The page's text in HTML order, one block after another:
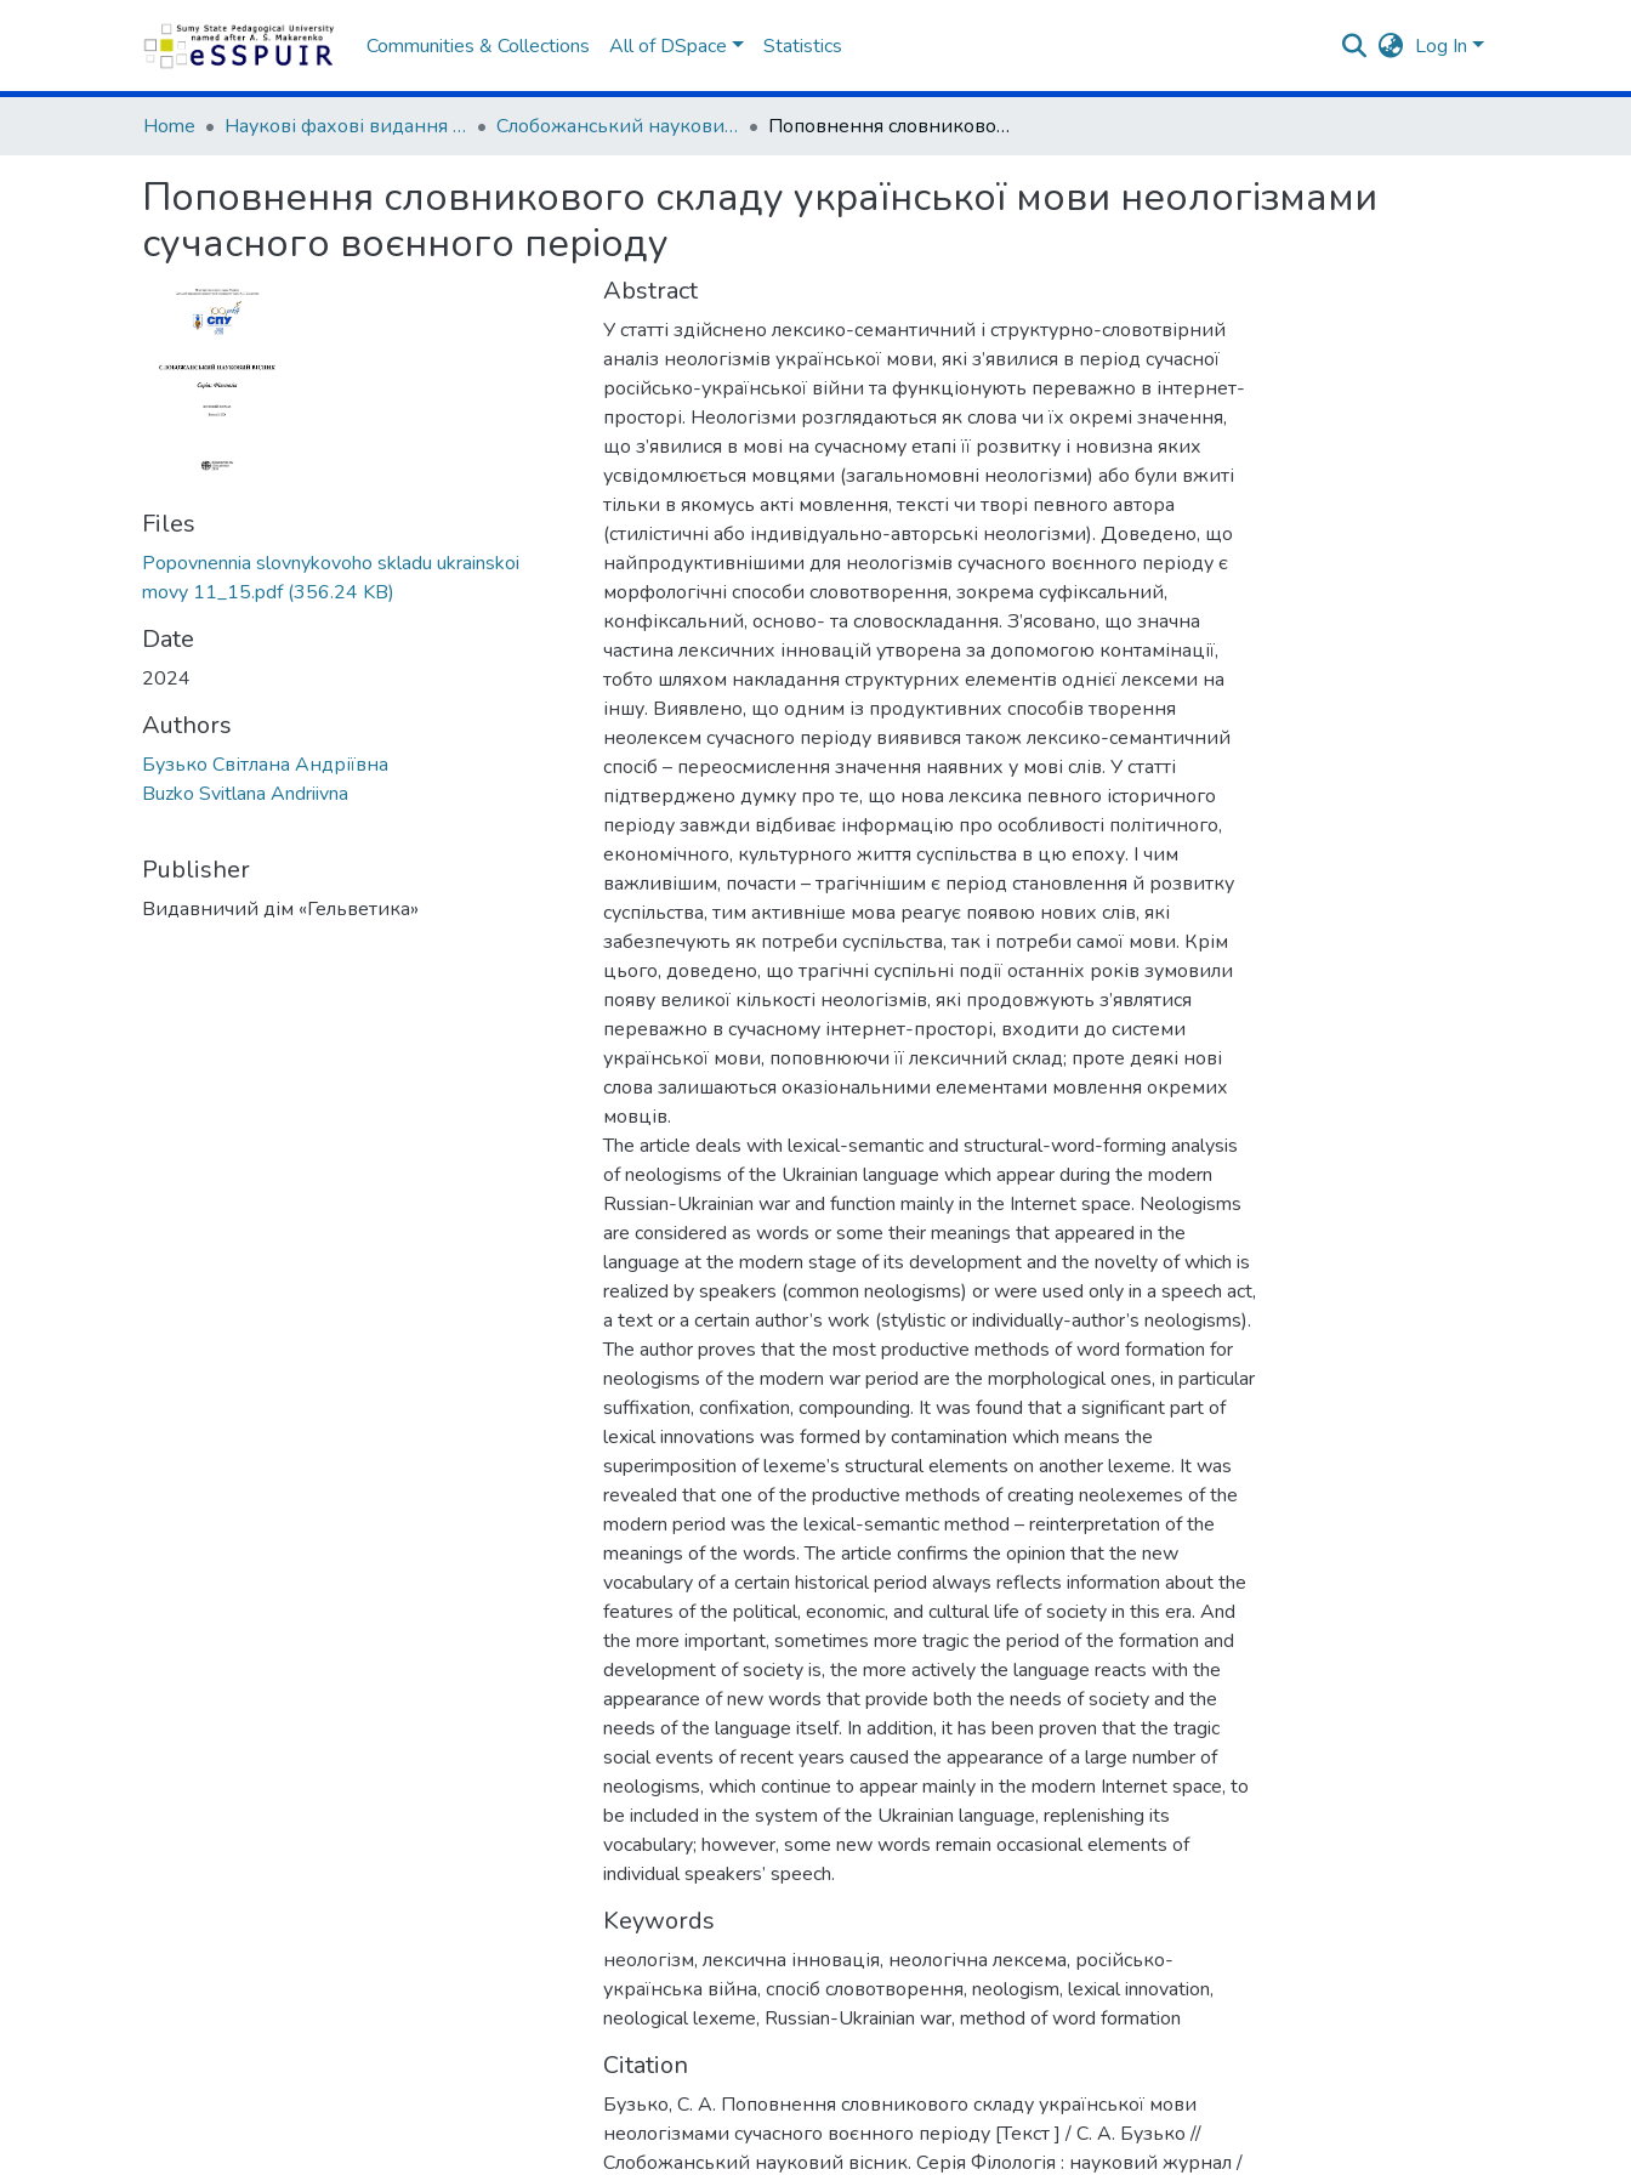
Communities & Collections All of DSpace Statistics Log In
Home Наукові фахові видання СумДПУ Слобожанський науковий вісник. Серія Філологія Поповнення словникового складу української мови неологізмами сучасного воєнного періоду
Поповнення словникового складу української мови неологізмами
сучасного воєнного періоду
Files
Popovnennia slovnykovoho skladu ukrainskoi
movy 11_15.pdf(356.24 KB)
Date
2024
Authors
Бузько Світлана Андріївна
Buzko Svitlana Andriivna
Publisher
Видавничий дім «Гельветика»
Abstract
У статті здійснено лексико-семантичний і структурно-словотвірний
аналіз неологізмів української мови, які з’явилися в період сучасної
російсько-української війни та функціонують переважно в інтернет-
просторі. Неологізми розглядаються як слова чи їх окремі значення,
що з’явилися в мові на сучасному етапі її розвитку і новизна яких
усвідомлюється мовцями (загальномовні неологізми) або були вжиті
тільки в якомусь акті мовлення, тексті чи творі певного автора
(стилістичні або індивідуально-авторські неологізми). Доведено, що
найпродуктивнішими для неологізмів сучасного воєнного періоду є
морфологічні способи словотворення, зокрема суфіксальний,
конфіксальний, осново- та словоскладання. З’ясовано, що значна
частина лексичних інновацій утворена за допомогою контамінації,
тобто шляхом накладання структурних елементів однієї лексеми на
іншу. Виявлено, що одним із продуктивних способів творення
неолексем сучасного періоду виявився також лексико-семантичний
спосіб – переосмислення значення наявних у мові слів. У статті
підтверджено думку про те, що нова лексика певного історичного
періоду завжди відбиває інформацію про особливості політичного,
економічного, культурного життя суспільства в цю епоху. І чим
важливішим, почасти – трагічнішим є період становлення й розвитку
суспільства, тим активніше мова реагує появою нових слів, які
забезпечують як потреби суспільства, так і потреби самої мови. Крім
цього, доведено, що трагічні суспільні події останніх років зумовили
появу великої кількості неологізмів, які продовжують з’являтися
переважно в сучасному інтернет-просторі, входити до системи
української мови, поповнюючи її лексичний склад; проте деякі нові
слова залишаються оказіональними елементами мовлення окремих
мовців.
The article deals with lexical-semantic and structural-word-forming analysis
of neologisms of the Ukrainian language which appear during the modern
Russian-Ukrainian war and function mainly in the Internet space. Neologisms
are considered as words or some their meanings that appeared in the
language at the modern stage of its development and the novelty of which is
realized by speakers (common neologisms) or were used only in a speech act,
a text or a certain author’s work (stylistic or individually-author’s neologisms).
The author proves that the most productive methods of word formation for
neologisms of the modern war period are the morphological ones, in particular
suffixation, confixation, compounding. It was found that a significant part of
lexical innovations was formed by contamination which means the
superimposition of lexeme’s structural elements on another lexeme. It was
revealed that one of the productive methods of creating neolexemes of the
modern period was the lexical-semantic method – reinterpretation of the
meanings of the words. The article confirms the opinion that the new
vocabulary of a certain historical period always reflects information about the
features of the political, economic, and cultural life of society in this era. And
the more important, sometimes more tragic the period of the formation and
development of society is, the more actively the language reacts with the
appearance of new words that provide both the needs of society and the
needs of the language itself. In addition, it has been proven that the tragic
social events of recent years caused the appearance of a large number of
neologisms, which continue to appear mainly in the modern Internet space, to
be included in the system of the Ukrainian language, replenishing its
vocabulary; however, some new words remain occasional elements of
individual speakers’ speech.
Keywords
неологізм, лексична інновація, неологічна лексема, російсько-
українська війна, спосіб словотворення, neologism, lexical innovation,
neological lexeme, Russian-Ukrainian war, method of word formation
Citation
Бузько, С. А. Поповнення словникового складу української мови
неологізмами сучасного воєнного періоду [Текст ] / С. А. Бузько //
Слобожанський науковий вісник. Серія Філологія : науковий журнал /